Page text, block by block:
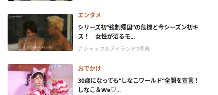
エンタメ
シリーズ初“強制帰国”の危機と今シーズン初キ
ス！ 女性が沼るモ...
＃シャッフルアイランド7考察
おでかけ
30歳になっても“しなこワールド”全開を宣言！
しなこ＆We♡...